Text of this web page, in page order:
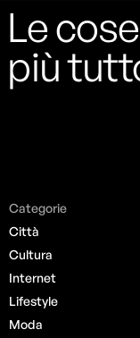
Le
più
Categorie
Città
Cultura
Internet
Lifestyle
Moda